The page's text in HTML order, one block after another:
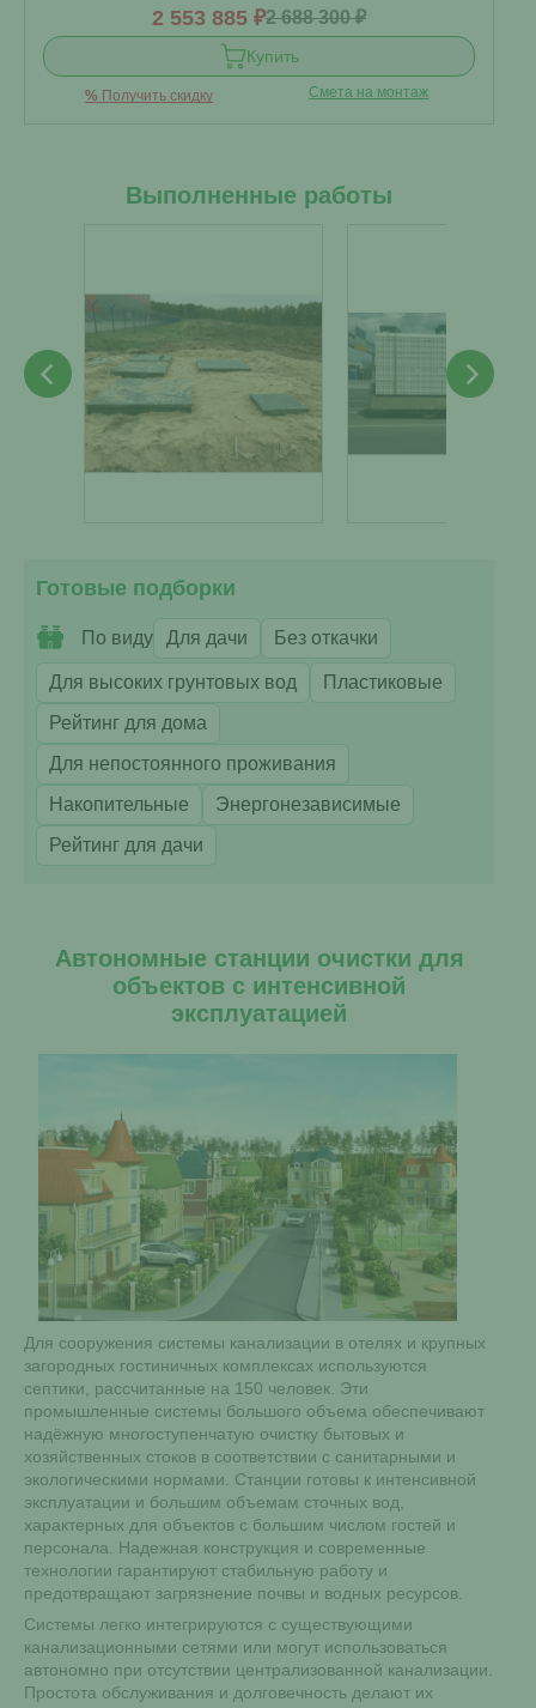
2 553 885 ₽2 688 300 ₽
Купить
% Получить скидку Смета на монтаж
Выполненные работы
Готовые подборки
По виду Для дачи Без откачки
Для высоких грунтовых вод
Пластиковые
Рейтинг для дома
Для непостоянного проживания
Накопительные
Энергонезависимые
Рейтинг для дачи
Автономные станции очистки для
объектов с интенсивной
эксплуатацией
Для сооружения системы канализации в отелях и крупных
загородных гостиничных комплексах используются
септики, рассчитанные на 150 человек. Эти
промышленные системы большого объема обеспечивают
надёжную многоступенчатую очистку бытовых и
хозяйственных стоков в соответствии с санитарными и
экологическими нормами. Станции готовы к интенсивной
эксплуатации и большим объемам сточных вод,
характерных для объектов с большим числом гостей и
персонала. Надежная конструкция и современные
технологии гарантируют стабильную работу и
предотвращают загрязнение почвы и водных ресурсов.
Системы легко интегрируются с существующими
канализационными сетями или могут использоваться
автономно при отсутствии централизованной канализации.
Простота обслуживания и долговечность делают их